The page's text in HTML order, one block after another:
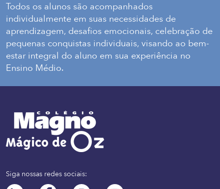
Todos os alunos são acompanhados
individualmente em suas necessidades de
aprendizagem, desafios emocionais, celebração de
pequenas conquistas individuais, visando ao bem-
estar integral do aluno em sua experiência no
Ensino Médio.
Siga nossas redes sociais: